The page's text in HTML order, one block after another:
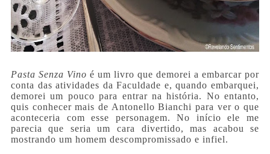
Pasta Senza Vino é um livro que demorei a embarcar por
conta das atividades da Faculdade e, quando embarquei,
demorei um pouco para entrar na história. No entanto,
quis conhecer mais de Antonello Bianchi para ver o que
aconteceria com esse personagem. No início ele me
parecia que seria um cara divertido, mas acabou se
mostrando um homem descompromissado e infiel.